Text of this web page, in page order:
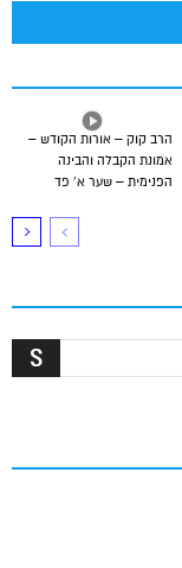
הרב קוק – אורות הקודש –
אמונת הקבלה והבינה
הפנימית – שער א’ פד